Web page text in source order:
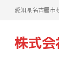
愛知県名古屋市
株式